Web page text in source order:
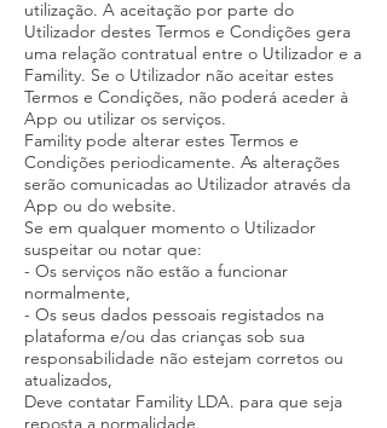
utilização. A aceitação por parte do
Utilizador destes Termos e Condições gera
uma relação contratual entre o Utilizador e a
Famility. Se o Utilizador não aceitar estes
Termos e Condições, não poderá aceder à
App ou utilizar os serviços.
Famility pode alterar estes Termos e
Condições periodicamente. As alterações
serão comunicadas ao Utilizador através da
App ou do website.
Se em qualquer momento o Utilizador
suspeitar ou notar que:
- Os serviços não estão a funcionar
normalmente,
- Os seus dados pessoais registados na
plataforma e/ou das crianças sob sua
responsabilidade não estejam corretos ou
atualizados,
Deve contatar Famility LDA. para que seja
reposta a normalidade.